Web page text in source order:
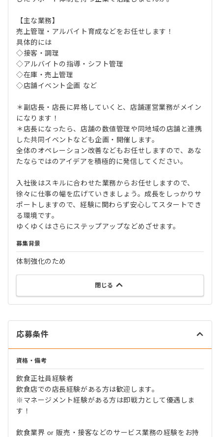
【主な業務】
売上管理・アルバイト育成などをお任せします！
具体的には
◇接客・調理
◇アルバイトの指導・シフト管理
◇在庫・売上管理
◇店舗イベント企画 など
＊副店長・店長に昇格していくと、店舗運営業務がメイン
になります！
＊店長になったら、店舗の数値管理や同地域の店舗と連携
した共同イベントなども企画・開催します。
全体のオペレーション改善などもお任せしますので、あな
たならではのアイデアを積極的に発信してください。
入社後はスキルに合わせた業務からお任せしますので、
徐々に仕事の幅を広げていきましょう。成長をしっかりサ
ポートしますので、経験に関わらず安心してスタートでき
る環境です。
ゆくゆくはさらにステップアップなどめざせます。
募集背景
体制強化のため
閉じる
応募条件
資格・備考
飲食正社員経験者
飲食店での店長経験がある方は歓迎します。
※マネージメント経験がある方は即戦力として優遇しま
す！
飲食業界 or 販売・接客などのサービス業務の経験をお持